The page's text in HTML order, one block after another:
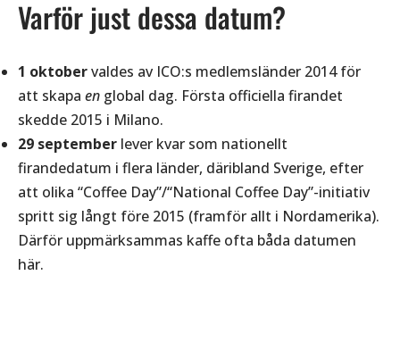
Varför just dessa datum?
1 oktobervaldes av ICO:s medlemsländer 2014 för
att skapa en global dag. Första officiella firandet
skedde 2015 i Milano.
29 september lever kvar som nationellt
firandedatum i flera länder, däribland Sverige, efter
att olika “Coffee Day”/“National Coffee Day”-initiativ
spritt sig långt före 2015 (framför allt i Nordamerika).
Därför uppmärksammas kaffe ofta båda datumen
här.